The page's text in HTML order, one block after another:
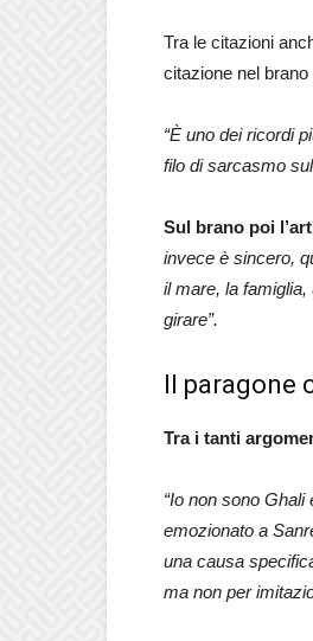
Tra le citazioni
citazione nel brano
“È uno dei ricordi
filo di sarcasmo
Sul brano poi
invece è sincero,
il mare, la
girare”.
Il paragone
Tra i tanti
“Io non sono
emozionato a
una causa
ma non per